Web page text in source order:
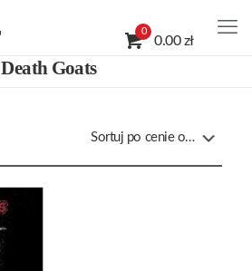
0
0.00 zł
Death Goats